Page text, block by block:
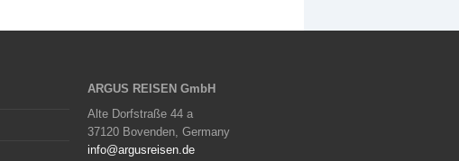
ARGUS REISEN GmbH
Alte Dorfstraße 44 a
37120 Bovenden, Germany
info@argusreisen.de